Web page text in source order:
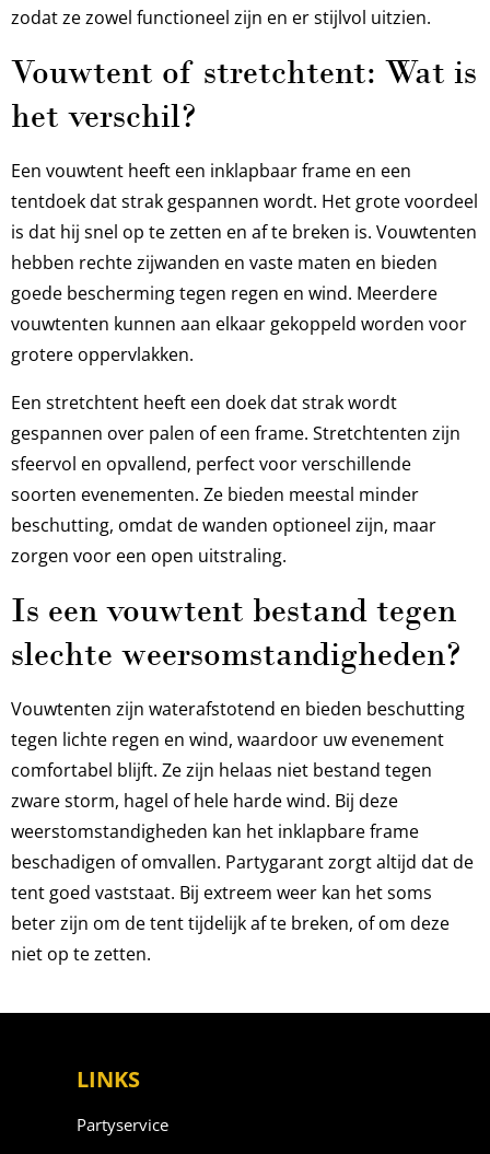
zodat ze zowel functioneel zijn en er stijlvol uitzien.
Vouwtent of stretchtent: Wat is
het verschil?
Een vouwtent heeft een inklapbaar frame en een
tentdoek dat strak gespannen wordt. Het grote voordeel
is dat hij snel op te zetten en af te breken is. Vouwtenten
hebben rechte zijwanden en vaste maten en bieden
goede bescherming tegen regen en wind. Meerdere
vouwtenten kunnen aan elkaar gekoppeld worden voor
grotere oppervlakken.
Een stretchtent heeft een doek dat strak wordt
gespannen over palen of een frame. Stretchtenten zijn
sfeervol en opvallend, perfect voor verschillende
soorten evenementen. Ze bieden meestal minder
beschutting, omdat de wanden optioneel zijn, maar
zorgen voor een open uitstraling.
Is een vouwtent bestand tegen
slechte weersomstandigheden?
Vouwtenten zijn waterafstotend en bieden beschutting
tegen lichte regen en wind, waardoor uw evenement
comfortabel blijft. Ze zijn helaas niet bestand tegen
zware storm, hagel of hele harde wind. Bij deze
weerstomstandigheden kan het inklapbare frame
beschadigen of omvallen. Partygarant zorgt altijd dat de
tent goed vaststaat. Bij extreem weer kan het soms
beter zijn om de tent tijdelijk af te breken, of om deze
niet op te zetten.
LINKS
Partyservice